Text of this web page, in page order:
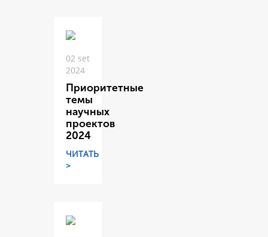
02 set
2024
Приоритетные
темы
научных
проектов
2024
ЧИТАТЬ
>